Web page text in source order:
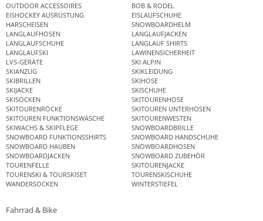
OUTDOOR ACCESSOIRES
BOB & RODEL
EISHOCKEY AUSRÜSTUNG
EISLAUFSCHUHE
HARSCHEISEN
SNOWBOARDHELM
LANGLAUFHOSEN
LANGLAUFJACKEN
LANGLAUFSCHUHE
LANGLAUF SHIRTS
LANGLAUFSKI
LAWINENSICHERHEIT
LVS-GERÄTE
SKI ALPIN
SKIANZUG
SKIKLEIDUNG
SKIBRILLEN
SKIHOSE
SKIJACKE
SKISCHUHE
SKISOCKEN
SKITOURENHOSE
SKITOURENRÖCKE
SKITOUREN UNTERHOSEN
SKITOUREN FUNKTIONSWÄSCHE
SKITOURENWESTEN
SKIWACHS & SKIPFLEGE
SNOWBOARDBRILLE
SNOWBOARD FUNKTIONSSHIRTS
SNOWBOARD HANDSCHUHE
SNOWBOARD HAUBEN
SNOWBOARDHOSEN
SNOWBOARDJACKEN
SNOWBOARD ZUBEHÖR
TOURENFELLE
SKITOURENJACKE
TOURENSKI & TOURSKISET
TOURENSKISCHUHE
WANDERSOCKEN
WINTERSTIEFEL
Fahrrad & Bike